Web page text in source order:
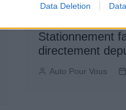
Data Deletion
Stationnement
directement
Auto Pour Vous